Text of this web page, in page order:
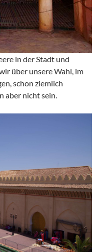
in der Stadt und
über unsere Wahl, im
schon ziemlich
aber nicht sein.